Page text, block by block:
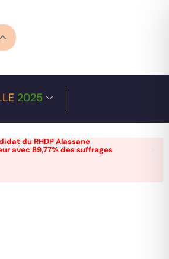
2025
du RHDP Alassane
avec 89,77% des suffrages